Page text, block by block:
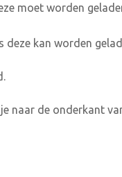
moet worden
deze kan worden
naar de onderkant